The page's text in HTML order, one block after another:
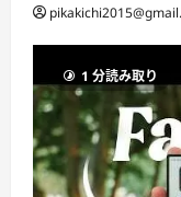
1 分読み取り